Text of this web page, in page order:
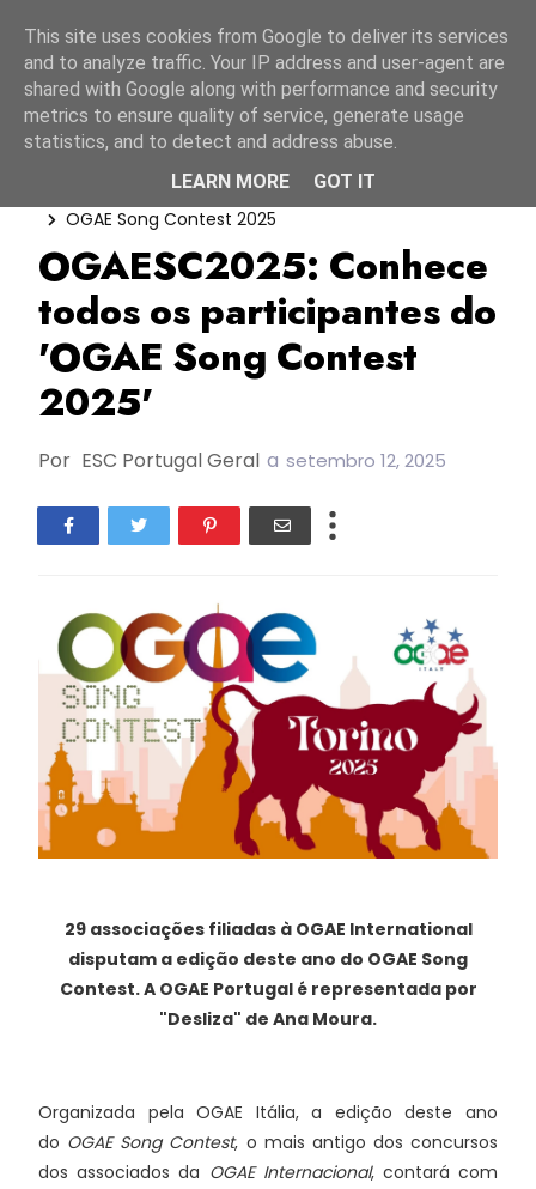
Movimento De Eurofãs
OGAE Song Contest
OGAE Song Contest 2025
OGAESC2025: Conhece
todos os participantes do
'OGAE Song Contest
2025'
Por ESC Portugal Geral a setembro 12, 2025
29 associações filiadas à OGAE International
disputam a edição deste ano do OGAE Song
Contest. A OGAE Portugal é representada por
"Desliza" de Ana Moura.
Organizada pela OGAE Itália, a edição deste ano
do OGAE Song Contest, o mais antigo dos concursos
dos associados da OGAE Internacional, contará com
This site uses cookies from Google to deliver its services
and to analyze traffic. Your IP address and user-agent are
shared with Google along with performance and security
metrics to ensure quality of service, generate usage
statistics, and to detect and address abuse.
LEARN MORE
GOT IT